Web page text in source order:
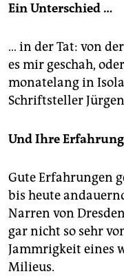
Ein Unterschied …
… in der Tat: von
es mir geschah,
monatelang in
Schriftsteller Jürgen
Und Ihre
Gute Erfahrungen
bis heute
Narren von
gar nicht so sehr
Jammrigkeit eines
Milieus.